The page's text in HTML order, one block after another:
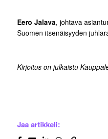
Eero Jalava, johtava
Suomen itsenäisyyden
Kirjoitus on julkaistu
Jaa artikkeli: